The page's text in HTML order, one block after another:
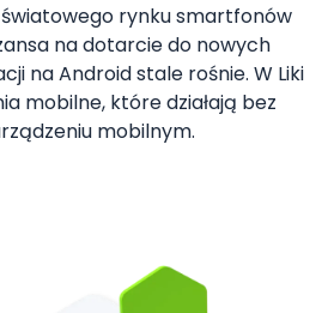
światowego rynku smartfonów
na dotarcie do nowych
na Android stale rośnie. W Liki
mobilne, które działają bez
mobilnym.